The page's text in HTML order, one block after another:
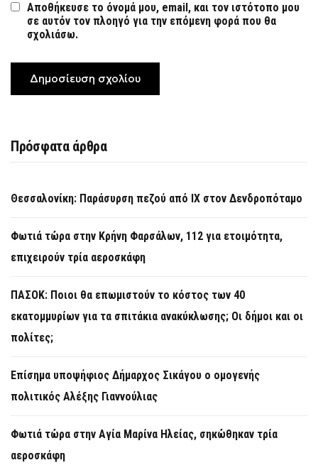
Αποθήκευσε το όνομά μου, email, και τον ιστότοπο μου
σε αυτόν τον πλοηγό για την επόμενη φορά που θα
σχολιάσω.
Πρόσφατα άρθρα
Θεσσαλονίκη: Παράσυρση πεζού από ΙΧ στον Δενδροπόταμο
Φωτιά τώρα στην Κρήνη Φαρσάλων, 112 για ετοιμότητα,
επιχειρούν τρία αεροσκάφη
ΠΑΣΟΚ: Ποιοι θα επωμιστούν το κόστος των 40
εκατομμυρίων για τα σπιτάκια ανακύκλωσης; Οι δήμοι και οι
πολίτες;
Επίσημα υποψήφιος Δήμαρχος Σικάγου ο ομογενής
πολιτικός Αλέξης Γιαννούλιας
Φωτιά τώρα στην Aγία Μαρίνα Ηλείας, σηκώθηκαν τρία
αεροσκάφη